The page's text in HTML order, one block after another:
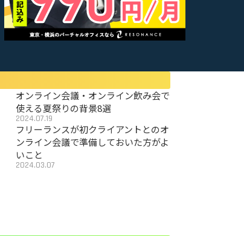
オンライン会議・オンライン飲み会で
使える夏祭りの背景8選
2024.07.19
フリーランスが初クライアントとのオ
ンライン会議で準備しておいた方がよ
いこと
2024.03.07